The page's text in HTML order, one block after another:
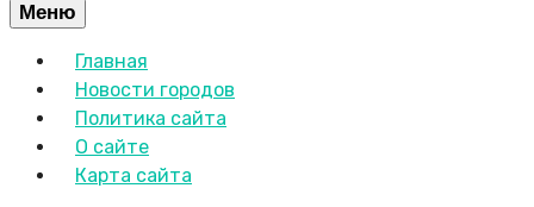
Меню
Главная
Новости городов
Политика сайта
О сайте
Карта сайта